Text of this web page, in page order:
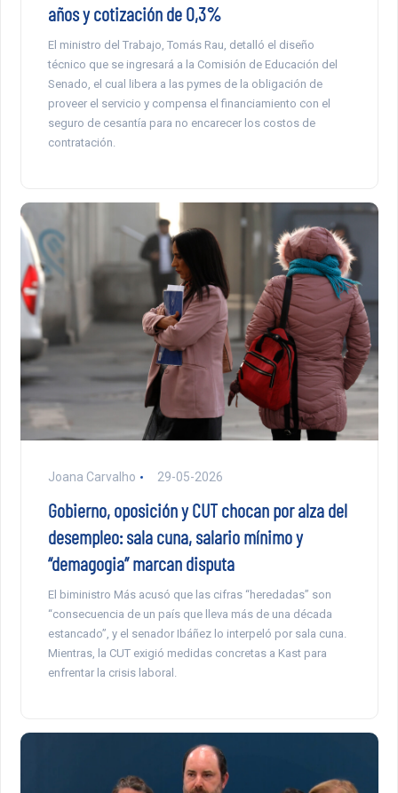
años y cotización de 0,3%
El ministro del Trabajo, Tomás Rau, detalló el diseño
técnico que se ingresará a la Comisión de Educación del
Senado, el cual libera a las pymes de la obligación de
proveer el servicio y compensa el financiamiento con el
seguro de cesantía para no encarecer los costos de
contratación.
Joana Carvalho 29-05-2026
Gobierno, oposición y CUT chocan por alza del
desempleo: sala cuna, salario mínimo y
“demagogia” marcan disputa
El biministro Más acusó que las cifras “heredadas” son
“consecuencia de un país que lleva más de una década
estancado”, y el senador Ibáñez lo interpeló por sala cuna.
Mientras, la CUT exigió medidas concretas a Kast para
enfrentar la crisis laboral.